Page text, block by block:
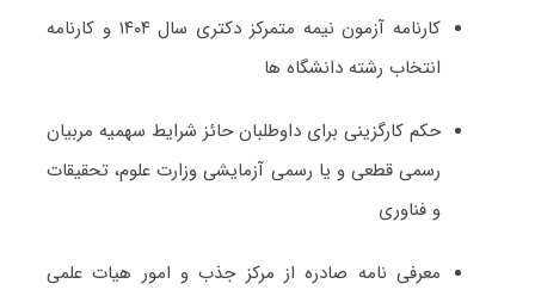
کارنامه آزمون نیمه متمرکز دکتری سال ۱۴۰۴ و کارنامه
انتخاب رشته دانشگاه ها
حکم کارگزینی برای داوطلبان حائز شرایط سهمیه مربیان
رسمی قطعی و یا رسمی آزمایشی وزارت علوم، تحقیقات
و فناوری
معرفی نامه صادره از مرکز جذب و امور هیات علمی